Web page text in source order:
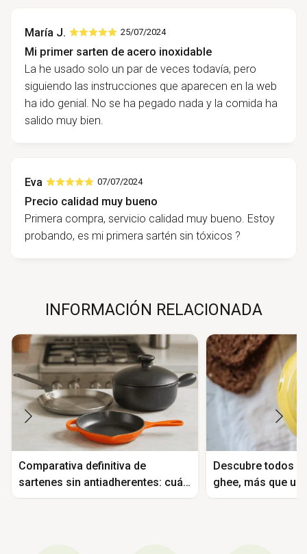
María J. 25/07/2024
Mi primer sarten de acero inoxidable
La he usado solo un par de veces todavía, pero
siguiendo las instrucciones que aparecen en la web
ha ido genial. No se ha pegado nada y la comida ha
salido muy bien.
Eva 07/07/2024
Precio calidad muy bueno
Primera compra, servicio calidad muy bueno. Estoy
probando, es mi primera sartén sin tóxicos ?
INFORMACIÓN RELACIONADA
Comparativa definitiva de
sartenes sin antiadherentes: cuál
elegir según tus necesidades
Descubre todos
ghee, más que
clarificada